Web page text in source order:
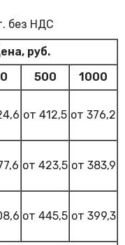
без НДС
руб.
500
1000
от 412,5 от 376,2
от 423,5 от 383,9
от 445,5 от 399,3